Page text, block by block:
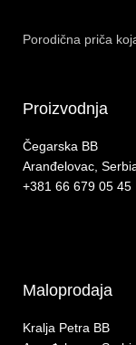
Porodična priča
Proizvodnja
Čegarska BB
Aranđelovac,
+381 66 679 05 45
Maloprodaja
Kralja Petra BB